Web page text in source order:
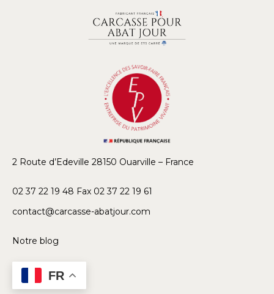
2 Route d’Edeville 28150 Ouarville – France
02 37 22 19 48 Fax 02 37 22 19 61
contact@carcasse-abatjour.com
Notre blog
FR